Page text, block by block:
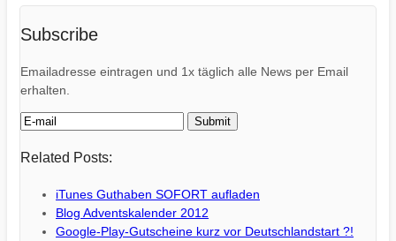
Subscribe
Emailadresse eintragen und 1x täglich alle News per Email
erhalten.
Related Posts:
iTunes Guthaben SOFORT aufladen
Blog Adventskalender 2012
Google-Play-Gutscheine kurz vor Deutschlandstart ?!